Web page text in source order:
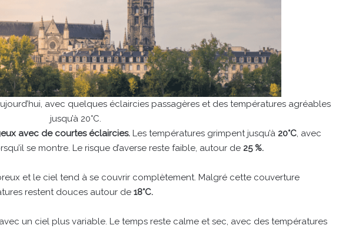
avec quelques éclaircies passagères et des températures agréables
jusqu’à 20°C.
avec de courtes éclaircies. Les températures grimpent jusqu’à 20°C, avec
se montre. Le risque d’averse reste faible, autour de 25 %.
et le ciel tend à se couvrir complètement. Malgré cette couverture
restent douces autour de 18°C.
un ciel plus variable. Le temps reste calme et sec, avec des températures